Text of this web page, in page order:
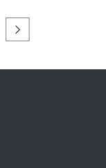
就明白了